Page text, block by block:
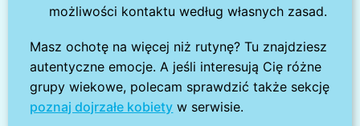
możliwości kontaktu według własnych zasad.
Masz ochotę na więcej niż rutynę? Tu znajdziesz
autentyczne emocje. A jeśli interesują Cię różne
grupy wiekowe, polecam sprawdzić także sekcję
poznaj dojrzałe kobiety w serwisie.